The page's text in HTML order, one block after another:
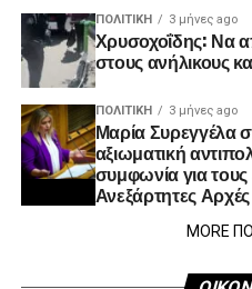
ΠΟΛΙΤΙΚΉ 3 μήνες ago
Χρυσοχοΐδης: Να
στους ανήλικους
ΠΟΛΙΤΙΚΉ 3 μήνες ago
Μαρία Συρεγγέλα
αξιωματική
συμφωνία για τους
Ανεξάρτητες Αρχές
MORE